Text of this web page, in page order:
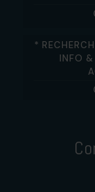
*
INFO